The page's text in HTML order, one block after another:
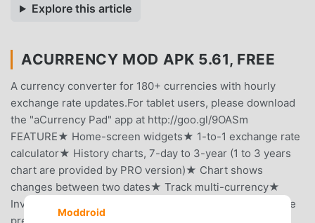
Explore this article
ACURRENCY MOD APK 5.61, FREE
A currency converter for 180+ currencies with hourly
exchange rate updates.For tablet users, please download
the "aCurrency Pad" app at http://goo.gl/9OASm
FEATURE★ Home-screen widgets★ 1-to-1 exchange rate
calculator★ History charts, 7-day to 3-year (1 to 3 years
chart are provided by PRO version)★ Chart shows
changes between two dates★ Track multi-currency★
Inverse conversion★ Show percentage change since the
Moddroid